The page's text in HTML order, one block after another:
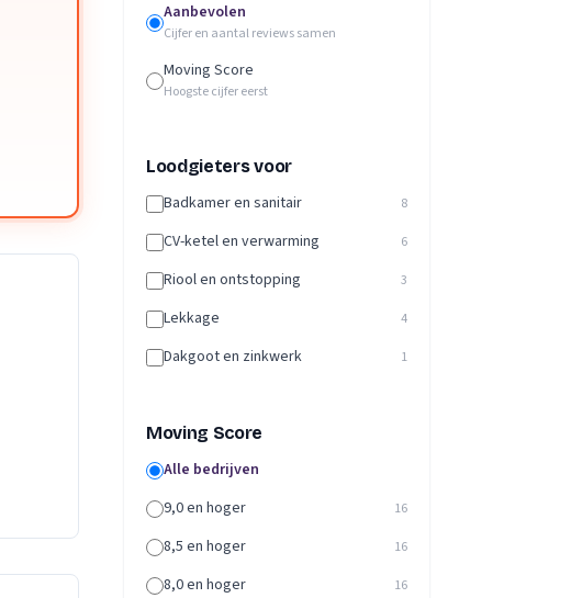
Aanbevolen
Cijfer en aantal reviews samen
Moving Score
Hoogste cijfer eerst
Loodgieters voor
Badkamer en sanitair 8
CV-ketel en verwarming 6
Riool en ontstopping 3
Lekkage 4
Dakgoot en zinkwerk 1
Moving Score
Alle bedrijven
9,0 en hoger
16
8,5 en hoger 16
8,0 en hoger 16